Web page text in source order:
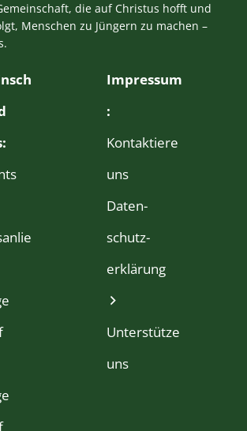
die auf Christus hofft und
Menschen zu Jüngern zu machen –
Impressum
:
Kontaktiere
uns
Daten­
schutz­
erklärung
Unterstütze
uns